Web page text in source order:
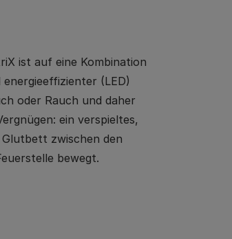
ist auf eine Kombination
(LED)
oder Rauch und daher
ein verspieltes,
Glutbett zwischen den
bewegt.